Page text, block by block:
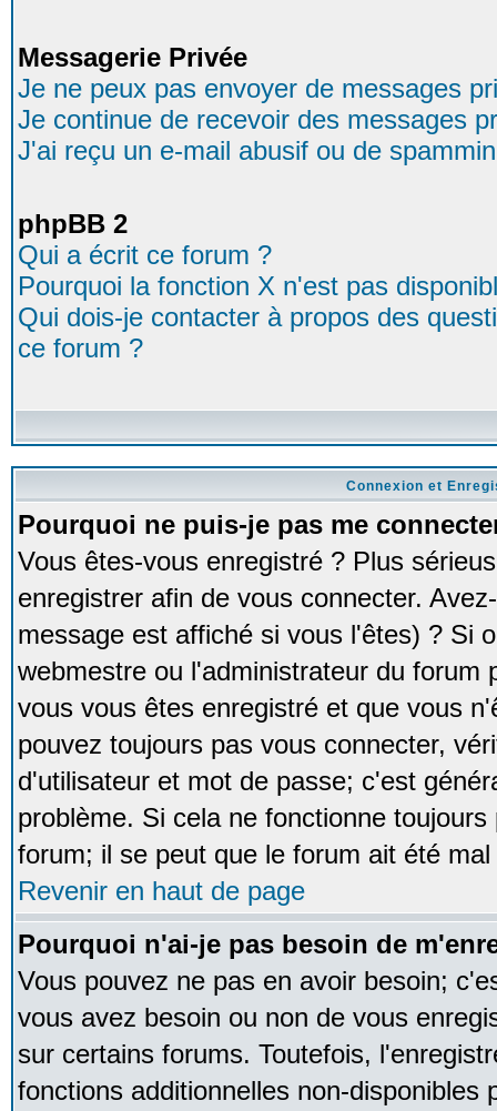
Messagerie Privée
Je ne peux pas envoyer de messages
Je continue de recevoir des messages
J'ai reçu un e-mail abusif ou de
phpBB 2
Qui a écrit ce forum ?
Pourquoi la fonction X n'est pas
Qui dois-je contacter à propos des
ce forum ?
Connexion et
Pourquoi ne puis-je pas me
Vous êtes-vous enregistré ? Plus
enregistrer afin de vous connecter.
message est affiché si vous l'êtes) ? Si
webmestre ou l'administrateur du forum
vous vous êtes enregistré et que vous
pouvez toujours pas vous connecter,
d'utilisateur et mot de passe; c'est
problème. Si cela ne fonctionne
forum; il se peut que le forum ait été
Revenir en haut de page
Pourquoi n'ai-je pas besoin de
Vous pouvez ne pas en avoir besoin;
vous avez besoin ou non de vous
sur certains forums. Toutefois,
fonctions additionnelles non-disponibles